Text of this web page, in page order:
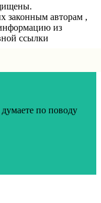
законным авторам ,
из
ссылки
по поводу